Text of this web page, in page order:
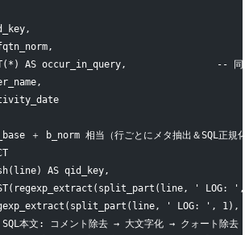
AS occur_in_query,                -- 同一
＋ b_norm 相当（行ごとにメタ抽出＆SQL正規化
AS qid_key,
' LOG:
' LOG: ', 1),
本文: コメント除去 → 大文字化 → クォート除去